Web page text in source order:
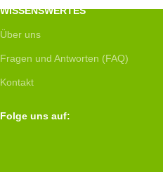
WISSENSWERTES
Über uns
Fragen und Antworten (FAQ)
Kontakt
Folge uns auf: